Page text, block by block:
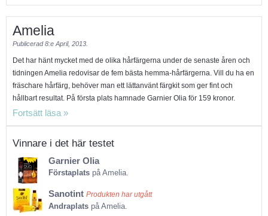
Hårfärgen består av örter. Därefter var det Syoss och Schwarzkopf som
hade lägst mängd allergiframkallande ämnen (tre stycken). Dessa ämnen
är: m-Aminophenol, Resorcinol och Toluene-2,5-diamine (TDA).
Amelia
Publicerad8:e April, 2013.
Det har hänt mycket med de olika hårfärgerna under de senaste åren och
tidningen Amelia redovisar de fem bästa hemma-hårfärgerna. Vill du ha en
fräschare hårfärg, behöver man ett lättanvänt färgkit som ger fint och
hållbart resultat. På första plats hamnade Garnier Olia för 159 kronor.
Denna hårfärgen med olja är näst intill helt doftfri. Färgen blir djup, ovanligt
andraplats hamnade Sanotint, som är en naturlig hårfärg till 98 procent.
Detta är en ekologisk hårfärg som ger en supersnygg och permanent färg.
Den är doftfri och innehåller ett minimum av kemikalier. Produkten, som
kostar 198 kronor, finns bara i några få svenska butiker, men
testpersonerna är lyriska! På tredjeplats hamnade blondinernas egna
favorit – L´Oreal Féria Préférence – som kostar 139 kronor och den finns i
Vinnare i det här testet
Garnier Olia
Förstaplats på Amelia.
Sanotint Produkten har utgått
Andraplats på Amelia.